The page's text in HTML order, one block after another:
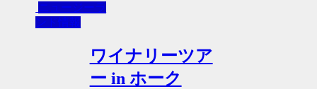
ニュージーラ
ンド情報
ワイナリーツア
ー in ホーク